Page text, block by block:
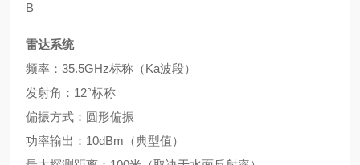
B
雷达系统
频率：35.5GHz标称（Ka波段）
发射角：12°标称
偏振方式：圆形偏振
功率输出：10dBm（典型值）